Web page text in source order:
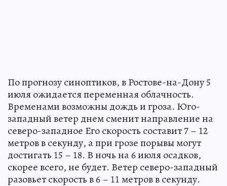
По прогнозу синоптиков, в Ростове-на-Дону 5
июля ожидается переменная облачность.
Временами возможны дождь и гроза. Юго-
западный ветер днем сменит направление на
северо-западное Его скорость составит 7 – 12
метров в секунду, а при грозе порывы могут
достигать 15 – 18. В ночь на 6 июля осадков,
скорее всего, не будет. Ветер северо-западный
разовьет скорость в 6 – 11 метров в секунду.